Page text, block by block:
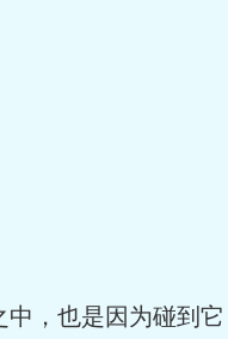
也是因为碰到它